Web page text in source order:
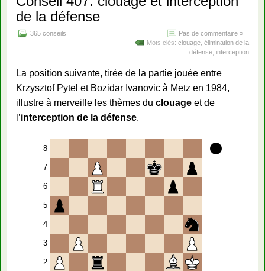
de la défense
365 conseils
Pas de commentaire »
Mots clés: clouage élimination de la
défense interception
La position suivante, tirée de la partie jouée entre
Krzysztof Pytel et Bozidar Ivanovic à Metz en 1984,
illustre à merveille les thèmes du clouage et de
l’interception de la défense.
8
7
6
5
4
3
2